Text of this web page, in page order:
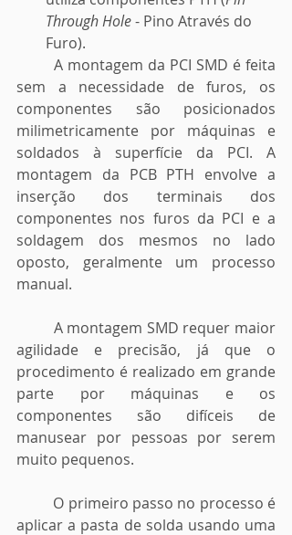
Through Hole - Pino Através do
Furo).
sem a necessidade de furos, os
componentes são posicionados
milimetricamente por máquinas e
soldados à superfície da PCI. A
montagem da PCB PTH envolve a
inserção dos terminais dos
componentes nos furos da PCI e a
soldagem dos mesmos no lado
oposto, geralmente um processo
manual.
agilidade e precisão, já que o
procedimento é realizado em grande
parte por máquinas e os
componentes são difíceis de
manusear por pessoas por serem
muito pequenos.